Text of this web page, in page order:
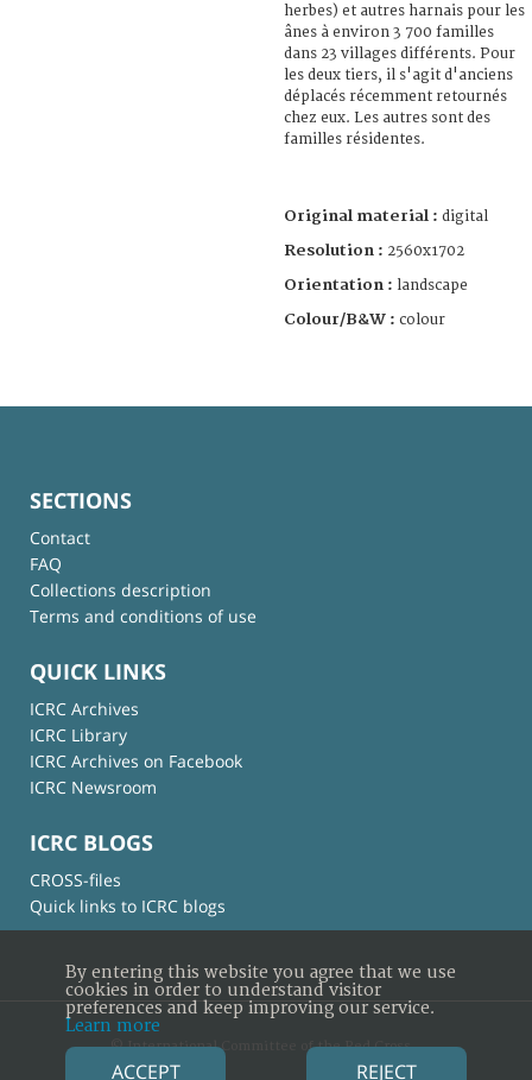
herbes) et autres harnais pour les
ânes à environ 3 700 familles
dans 23 villages différents. Pour
les deux tiers, il s'agit d'anciens
déplacés récemment retournés
chez eux. Les autres sont des
familles résidentes.
Original material : digital
Resolution : 2560x1702
Orientation : landscape
Colour/B&W : colour
SECTIONS
Contact
FAQ
Collections description
Terms and conditions of use
QUICK LINKS
ICRC Archives
ICRC Library
ICRC Archives on Facebook
ICRC Newsroom
ICRC BLOGS
CROSS-files
Quick links to ICRC blogs
© International Committee of the Red Cross
By entering this website you agree that we use
cookies in order to understand visitor
preferences and keep improving our service.
Learn more
ACCEPT REJECT